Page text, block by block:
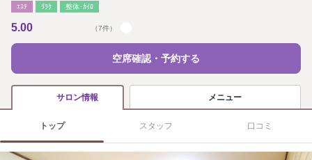
ｴｽﾃ ﾘﾗｸ 整体･ｶｲﾛ
5.00 （7件）
空席確認・予約する
サロン情報 メニュー
トップ スタッフ 口コミ